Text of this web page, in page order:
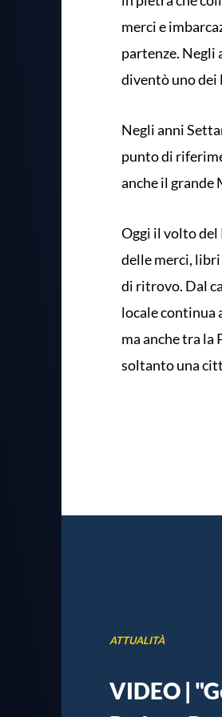
merci e
partenze. Negli
diventò uno
Negli anni
punto di
anche il grande
Oggi il volto del
delle merci, libri
di ritrovo. Dal
locale continua
ma anche tra la
soltanto una
ATTUALITÀ
VIDEO |